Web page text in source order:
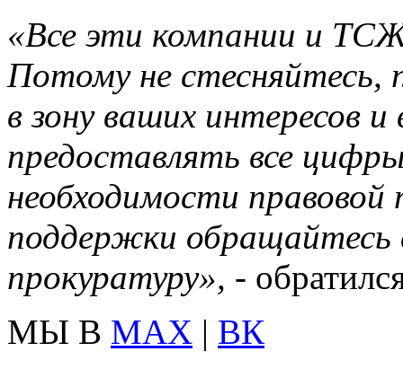
«Все эти компании и
Потому не стесняйтесь,
в зону ваших интересов
предоставлять все
необходимости
поддержки обращайтесь
прокуратуру», -
МЫ В MAX | ВК